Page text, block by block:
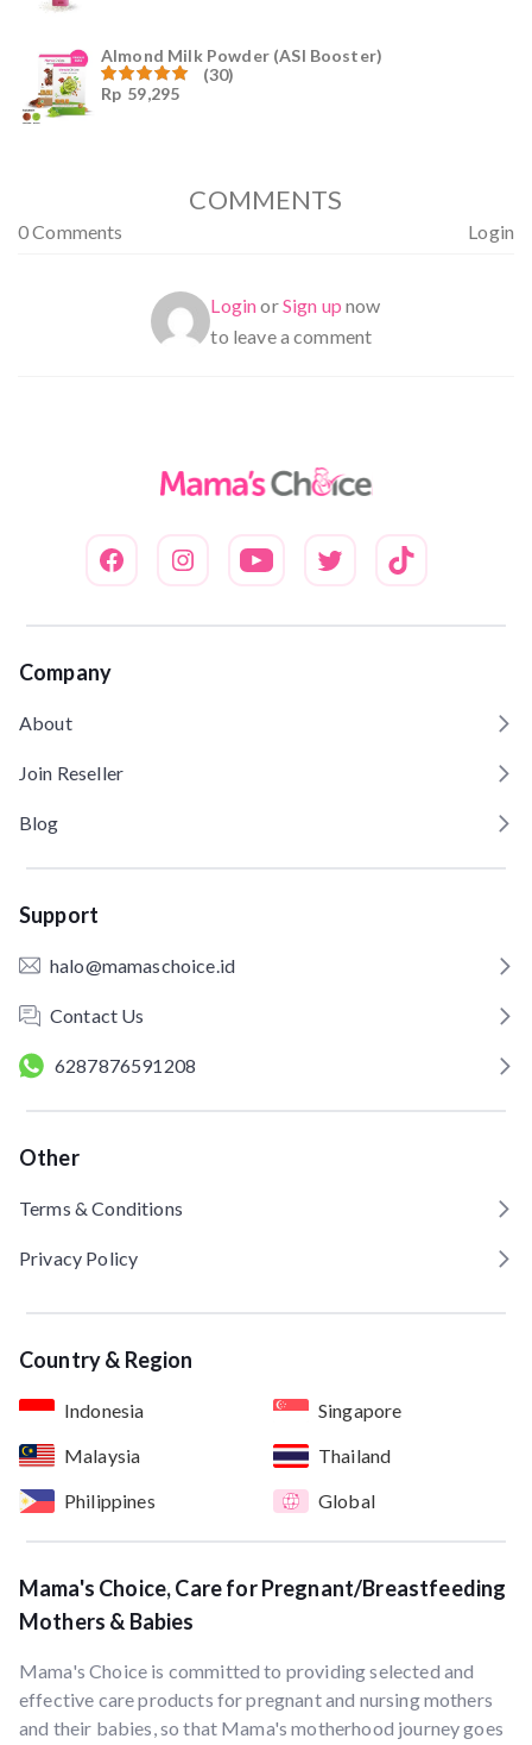
Almond Milk Powder (ASI Booster)
Dinilai5.00
(30)
Rp 59,295
COMMENTS
0 Comments Login
LoginorSign up now
to leave a comment
Company
About
Join Reseller
Blog
Support
halo@mamaschoice.id
Contact Us
6287876591208
Other
Terms & Conditions
Privacy Policy
Country & Region
Indonesia
Singapore
Malaysia
Thailand
Philippines
Global
Mama's Choice, Care for Pregnant/Breastfeeding
Mothers & Babies
Mama's Choice is committed to providing selected and
effective care products for pregnant and nursing mothers
and their babies, so that Mama's motherhood journey goes